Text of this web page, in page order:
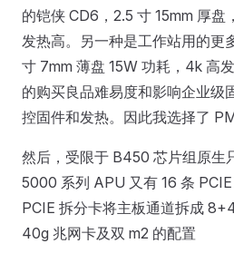
的铠侠 CD6，2.5 寸 15mm 厚
发热高。另一种是工作站用的更
寸 7mm 薄盘 15W 功耗，4k 高
的购买良品难易度和影响企业级
控固件和发热。因此我选择了
然后，受限于 B450 芯片组原生
5000 系列 APU 又有 16 条
PCIE 拆分卡将主板通道拆成
40g 兆网卡及双 m2 的配置